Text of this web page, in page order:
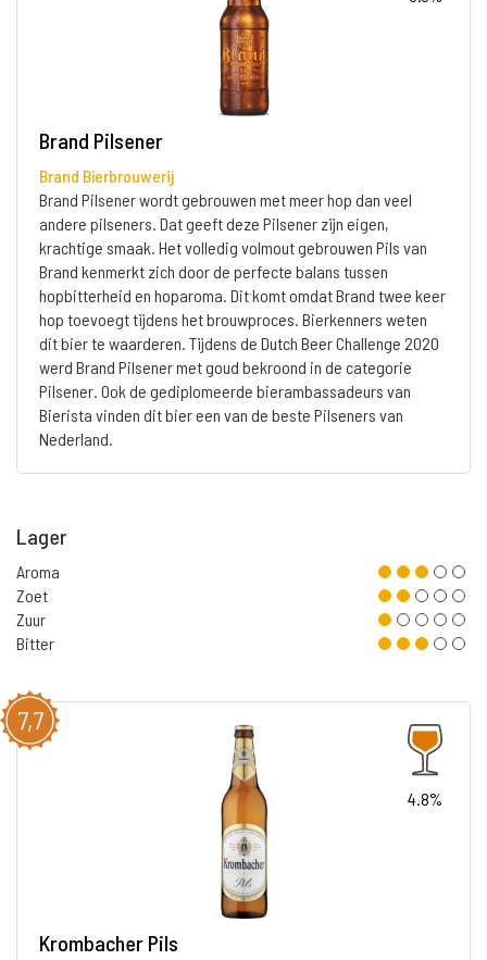
Brand Pilsener
Brand Bierbrouwerij
Brand Pilsener wordt gebrouwen met meer hop dan veel
andere pilseners. Dat geeft deze Pilsener zijn eigen,
krachtige smaak. Het volledig volmout gebrouwen Pils van
Brand kenmerkt zich door de perfecte balans tussen
hopbitterheid en hoparoma. Dit komt omdat Brand twee keer
hop toevoegt tijdens het brouwproces. Bierkenners weten
dit bier te waarderen. Tijdens de Dutch Beer Challenge 2020
werd Brand Pilsener met goud bekroond in de categorie
Pilsener. Ook de gediplomeerde bierambassadeurs van
Bierista vinden dit bier een van de beste Pilseners van
Nederland.
Lager
Aroma
Zoet
Zuur
Bitter
7,7
4.8%
Krombacher Pils